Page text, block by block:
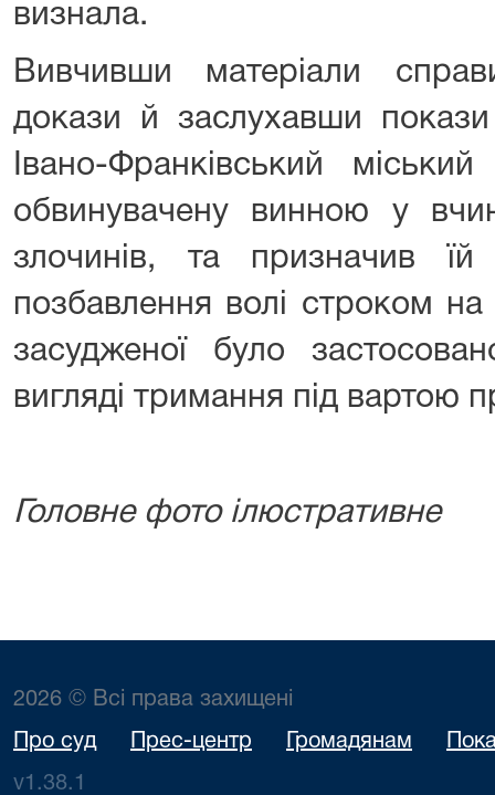
визнала.
Вивчивши матеріали
докази й заслухавши покази
Івано-Франківський
обвинувачену винною у
злочинів, та призначив
позбавлення волі строком
засудженої було
вигляді тримання під вартою
Головне фото ілюстративне
2026 © Всі права захищені
Про суд Прес-центр Громадянам
v1.38.1